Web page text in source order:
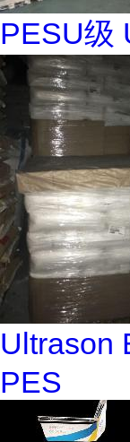
PESU级
Ultrason
PES